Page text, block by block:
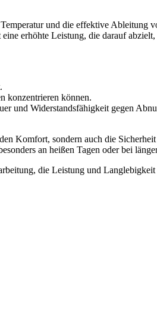
und die effektive Ableitung
erhöhte Leistung, die darauf
konzentrieren können.
und Widerstandsfähigkeit gegen
sondern auch die
an heißen Tagen oder bei
die Leistung und